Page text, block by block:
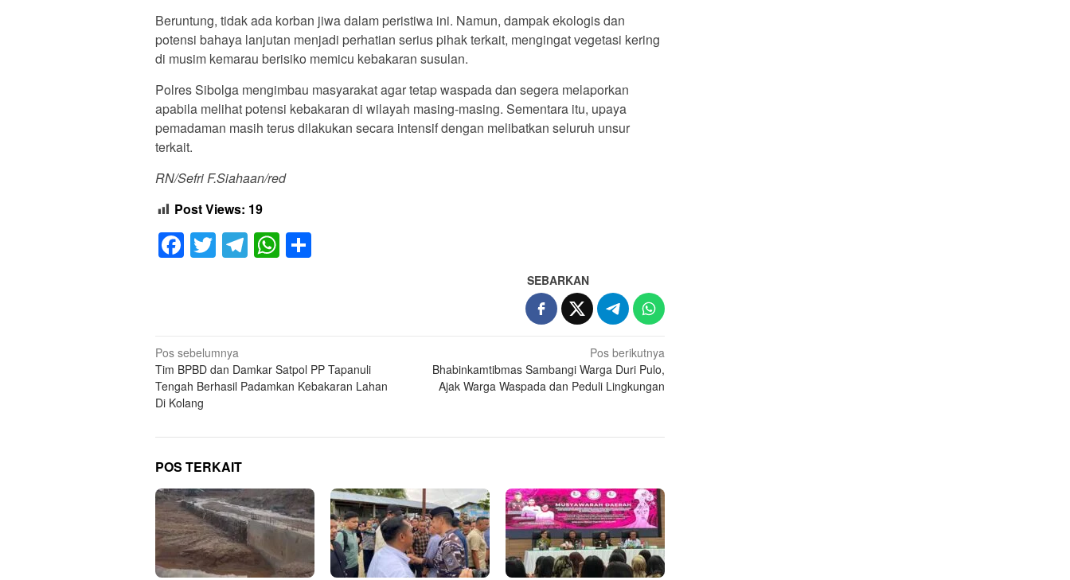
Beruntung, tidak ada korban jiwa dalam peristiwa ini. Namun, dampak ekologis dan
potensi bahaya lanjutan menjadi perhatian serius pihak terkait, mengingat vegetasi kering
di musim kemarau berisiko memicu kebakaran susulan.
Polres Sibolga mengimbau masyarakat agar tetap waspada dan segera melaporkan
apabila melihat potensi kebakaran di wilayah masing-masing. Sementara itu, upaya
pemadaman masih terus dilakukan secara intensif dengan melibatkan seluruh unsur
terkait.
RN/Sefri F.Siahaan/red
Post Views: 19
Facebook
Twitter
Telegram
WhatsApp
SEBARKAN
Navigasi
pos
Pos sebelumnya
Tim BPBD dan Damkar Satpol PP Tapanuli
Tengah Berhasil Padamkan Kebakaran Lahan
Di Kolang
Pos berikutnya
Bhabinkamtibmas Sambangi Warga Duri Pulo,
Ajak Warga Waspada dan Peduli Lingkungan
POS TERKAIT